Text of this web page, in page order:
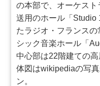
の本部で、オーケス
送用のホール「Studio
たラジオ・フランス
シック音楽ホール「
中心部は22階建ての
体図はwikipediaの写
ン。